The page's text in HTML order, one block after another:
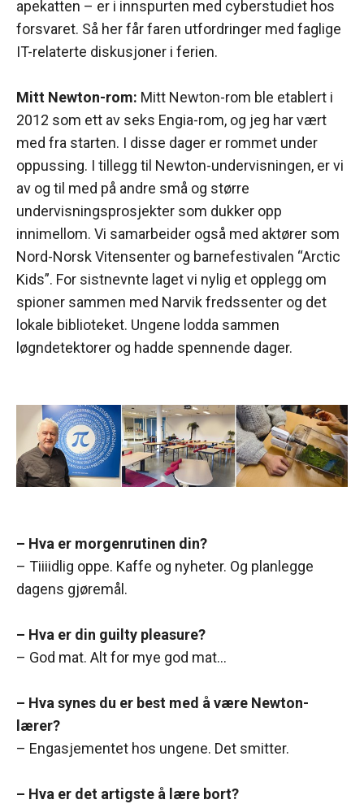
apekatten – er i innspurten med cyberstudiet hos
forsvaret. Så her får faren utfordringer med faglige
IT-relaterte diskusjoner i ferien.
Mitt Newton-rom: Mitt Newton-rom ble etablert i
2012 som ett av seks Engia-rom, og jeg har vært
med fra starten. I disse dager er rommet under
oppussing. I tillegg til Newton-undervisningen, er vi
av og til med på andre små og større
undervisningsprosjekter som dukker opp
innimellom. Vi samarbeider også med aktører som
Nord-Norsk Vitensenter og barnefestivalen “Arctic
Kids”. For sistnevnte laget vi nylig et opplegg om
spioner sammen med Narvik fredssenter og det
lokale biblioteket. Ungene lodda sammen
løgndetektorer og hadde spennende dager.
– Hva er morgenrutinen din?
– Tiiiidlig oppe. Kaffe og nyheter. Og planlegge
dagens gjøremål.
– Hva er din guilty pleasure?
– God mat. Alt for mye god mat…
– Hva synes du er best med å være Newton-
lærer?
– Engasjementet hos ungene. Det smitter.
– Hva er det artigste å lære bort?